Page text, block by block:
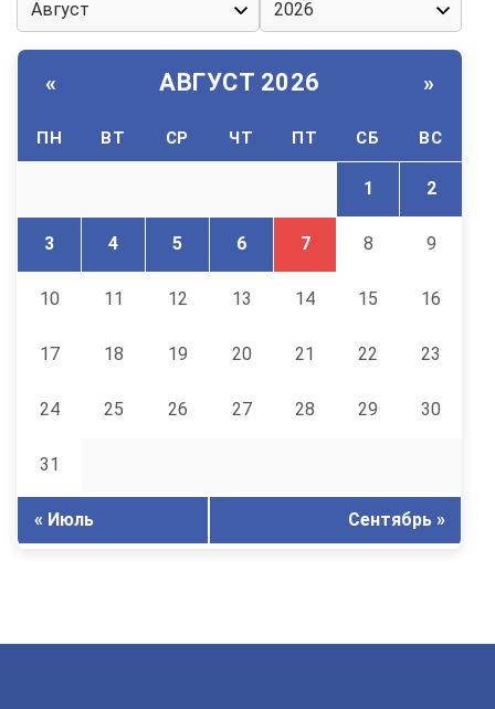
« АВГУСТ 2026 »
ПН ВТ СР ЧТ ПТ СБ ВС
1 2
3 4 5 6 7 8 9
10 11 12 13 14 15 16
17 18 19 20 21 22 23
24 25 26 27 28 29 30
31
« Июль Сентябрь »